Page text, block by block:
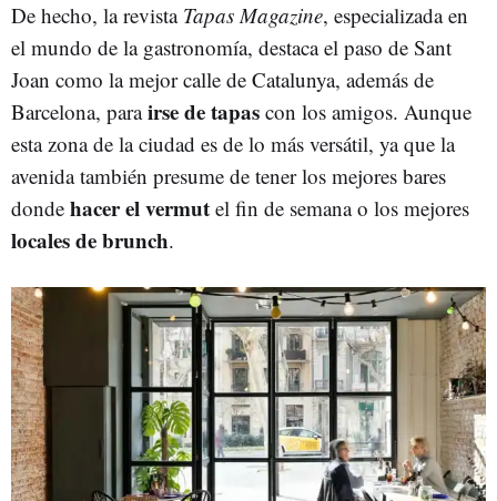
De hecho, la revista Tapas Magazine, especializada en
el mundo de la gastronomía, destaca el paso de Sant
Joan como la mejor calle de Catalunya, además de
Barcelona, parairse de tapas con los amigos. Aunque
esta zona de la ciudad es de lo más versátil, ya que la
avenida también presume de tener los mejores bares
donde hacer el vermut el fin de semana o los mejores
locales de brunch.